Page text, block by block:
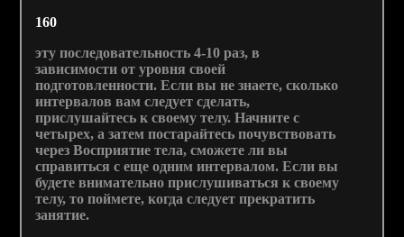
160
эту последовательность 4-10 раз, в
зависимости от уровня своей
подготовленности. Если вы не знаете, сколько
интервалов вам следует сделать,
прислушайтесь к своему телу. Начните с
четырех, а затем постарайтесь почувствовать
через Восприятие тела, сможете ли вы
справиться с еще одним интервалом. Если вы
будете внимательно прислушиваться к своему
телу, то поймете, когда следует прекратить
занятие.